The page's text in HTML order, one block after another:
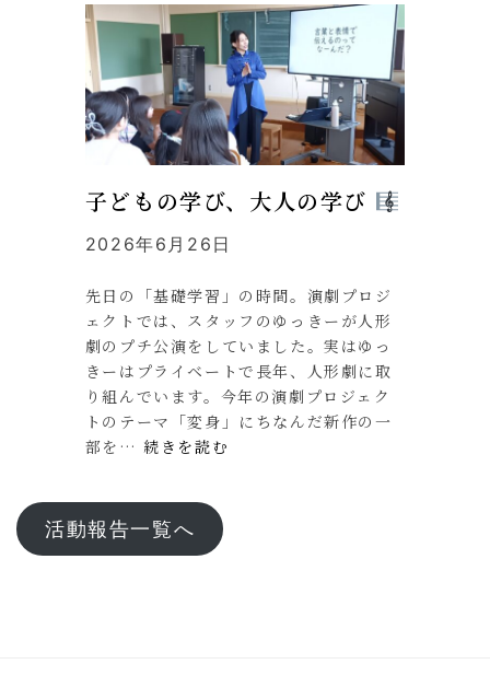
子どもの学び、大人の学び
2026年6月26日
先日の「基礎学習」の時間。演劇プロジ
ェクトでは、スタッフのゆっきーが人形
劇のプチ公演をしていました。実はゆっ
きーはプライベートで長年、人形劇に取
り組んでいます。今年の演劇プロジェク
トのテーマ「変身」にちなんだ新作の一
部を… 続きを読む
活動報告一覧へ